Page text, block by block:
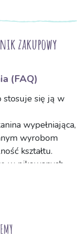
zakupowy
(FAQ)
stosuje się ją w
wypełniająca,
wyrobom
kształtu.
w pikowanych
na